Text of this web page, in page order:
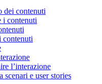
dei contenuti
i contenuti
contenuti
l’interazione
scenari e user stories